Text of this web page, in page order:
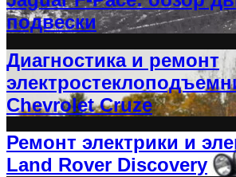
подвески
Диагностика и ремонт
Chevrolet Cruze
Ремонт электрики и
Land Rover Discovery